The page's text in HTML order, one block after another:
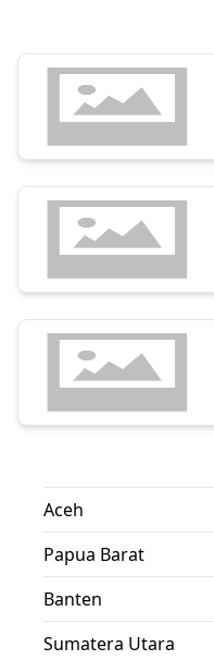
Aceh
Papua Barat
Banten
Sumatera Utara